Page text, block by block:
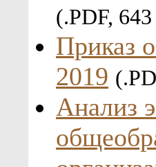
(.PDF,
Приказ
2019
Анализ